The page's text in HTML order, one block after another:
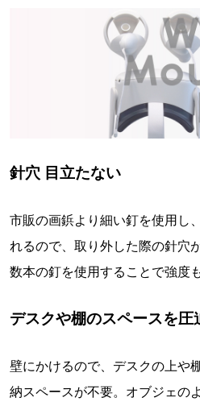
針穴 目立たない
市販の画鋲より細い釘を使用し
れるので、取り外した際の針穴
数本の釘を使用することで強度
デスクや棚のスペースを圧
壁にかけるので、デスクの上や
納スペースが不要。オブジェの